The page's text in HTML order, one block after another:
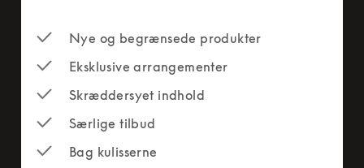
Nye og begrænsede produkter
Eksklusive arrangementer
Skræddersyet indhold
Særlige tilbud
Bag kulisserne